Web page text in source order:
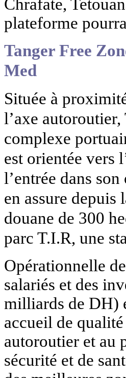
Chrafate,
plateforme
Tanger Free
Med
Située à
l’axe
complexe
est orientée vers
l’entrée dans
en assure
douane de 300
parc T.I.R, une
Opérationnelle
salariés et des
milliards de DH)
accueil de
autoroutier et au
sécurité et de